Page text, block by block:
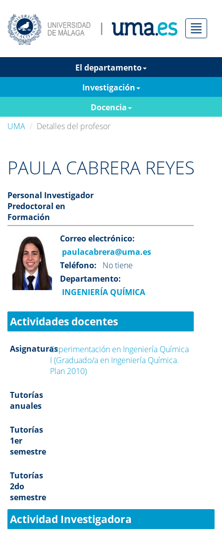
Menú
El departamento
Investigación
Docencia
UMA
Detalles del profesor
PAULA CABRERA REYES
Personal Investigador
Predoctoral en
Formación
Correo electrónico:
paulacabrera@uma.es
Teléfono: No tiene
Departamento:
INGENIERÍA QUÍMICA
Actividades docentes
AsignaturasExperimentación en Ingeniería Química
I (Graduado/a en Ingeniería Química.
Plan 2010)
Tutorías
anuales
Tutorías
1er
semestre
Tutorías
2do
semestre
Actividad Investigadora